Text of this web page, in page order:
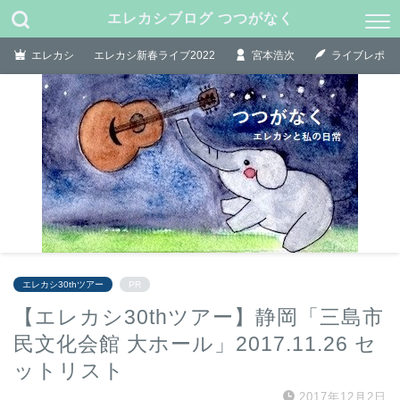
エレカシブログ つつがなく
エレカシ エレカシ新春ライブ2022 宮本浩次 ライブレポ
エレカシ30thツアー PR
【エレカシ30thツアー】静岡「三島市
民文化会館 大ホール」2017.11.26 セ
ットリスト
2017年12月2日